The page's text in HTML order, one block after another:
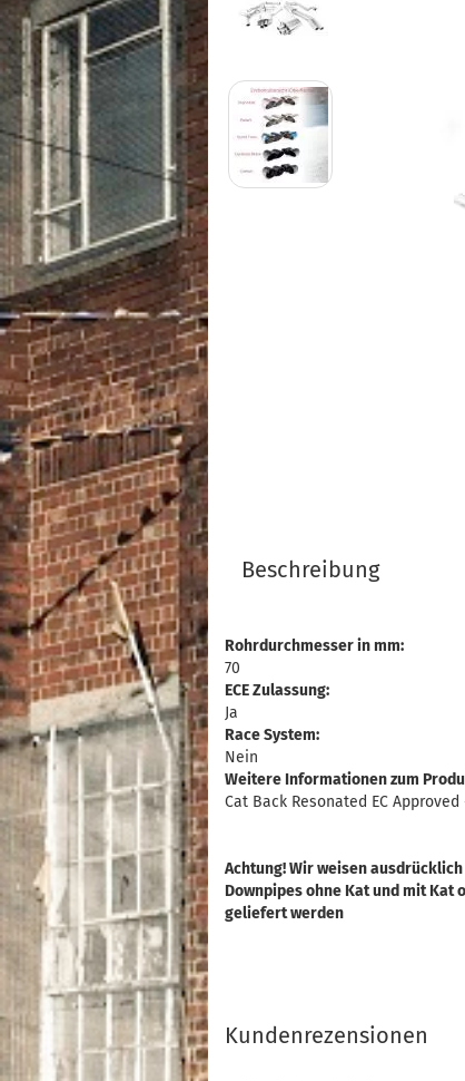
Beschreibung
Rohrdurchmesser in mm:
70
ECE Zulassung:
Ja
Race System:
Nein
Weitere Informationen zum
Cat Back Resonated EC
Achtung! Wir weisen
Downpipes ohne Kat und mit Kat
geliefert werden
Kundenrezensionen